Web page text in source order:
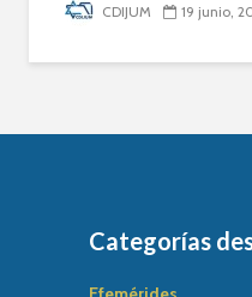
CDIJUM 19 junio,
Categorías